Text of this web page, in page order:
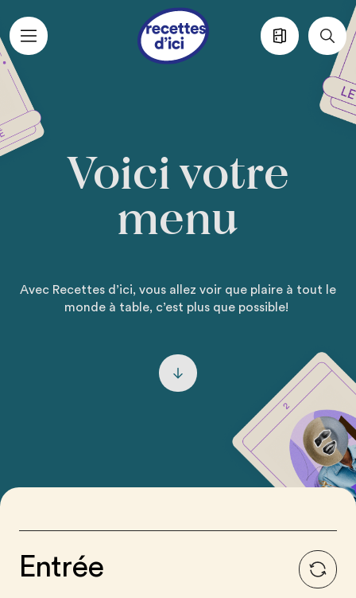
Aller au contenu principal
Voici votre
menu
Avec Recettes d’ici, vous allez voir que plaire à tout le
monde à table, c’est plus que possible!
Entrée